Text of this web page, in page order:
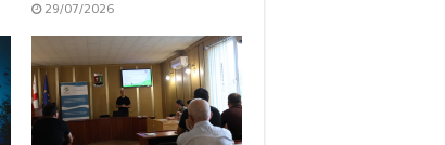
29/07/2026